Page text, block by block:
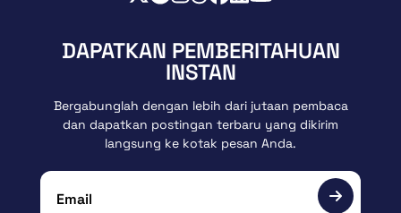
DAPATKAN PEMBERITAHUAN
INSTAN
Bergabunglah dengan lebih dari jutaan pembaca
dan dapatkan postingan terbaru yang dikirim
langsung ke kotak pesan Anda.